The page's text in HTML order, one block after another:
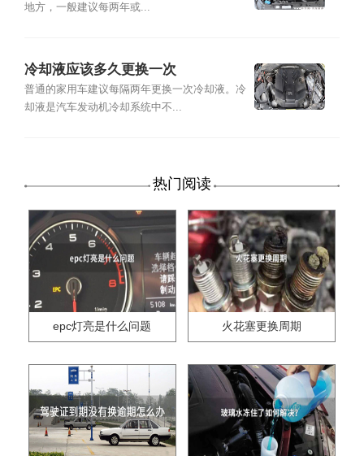
地方，一般建议每两年或...
冷却液应该多久更换一次
普通的家用车建议每隔两年更换一次冷却液。冷
却液是汽车发动机冷却系统中不...
热门阅读
epc灯亮是什么问题 火花塞更换周期